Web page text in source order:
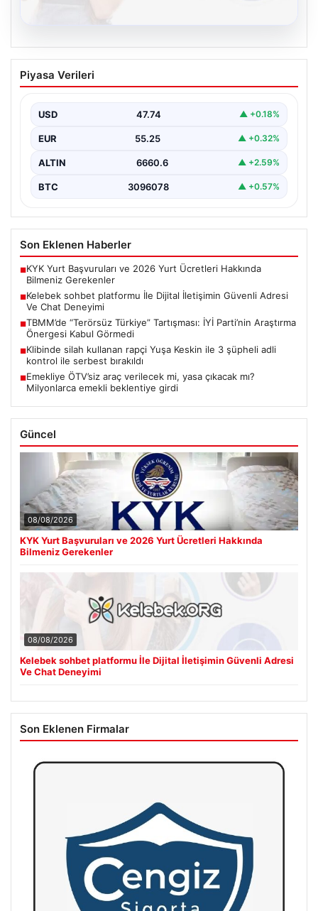
Kelebek sohbet platformu İle Dijital
İletişimin Güvenli Adresi Ve Chat
İnternet çağında insanların güvenli bir biçimde bağlantı
Piyasa Verileri
USD 47.74 ▲ +0.18%
EUR 55.25 ▲ +0.32%
ALTIN 6660.6 ▲ +2.59%
BTC 3096078 ▲ +0.57%
Son Eklenen Haberler
■KYK Yurt Başvuruları ve 2026 Yurt Ücretleri Hakkında
Bilmeniz Gerekenler
■Kelebek sohbet platformu İle Dijital İletişimin Güvenli Adresi
Ve Chat Deneyimi
■TBMM’de “Terörsüz Türkiye” Tartışması: İYİ Parti’nin Araştırma
Önergesi Kabul Görmedi
■Klibinde silah kullanan rapçi Yuşa Keskin ile 3 şüpheli adli
kontrol ile serbest bırakıldı
■Emekliye ÖTV’siz araç verilecek mi, yasa çıkacak mı?
Milyonlarca emekli beklentiye girdi
Güncel
08/08/2026
KYK Yurt Başvuruları ve 2026 Yurt Ücretleri Hakkında
Bilmeniz Gerekenler
08/08/2026
Kelebek sohbet platformu İle Dijital İletişimin Güvenli Adresi
Ve Chat Deneyimi
Son Eklenen Firmalar